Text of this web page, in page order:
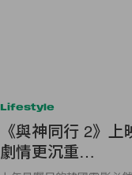
Lifestyle
《與神同行 2》
劇情更沉重…